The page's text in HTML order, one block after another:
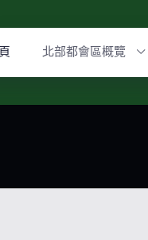
北部都會區概覽